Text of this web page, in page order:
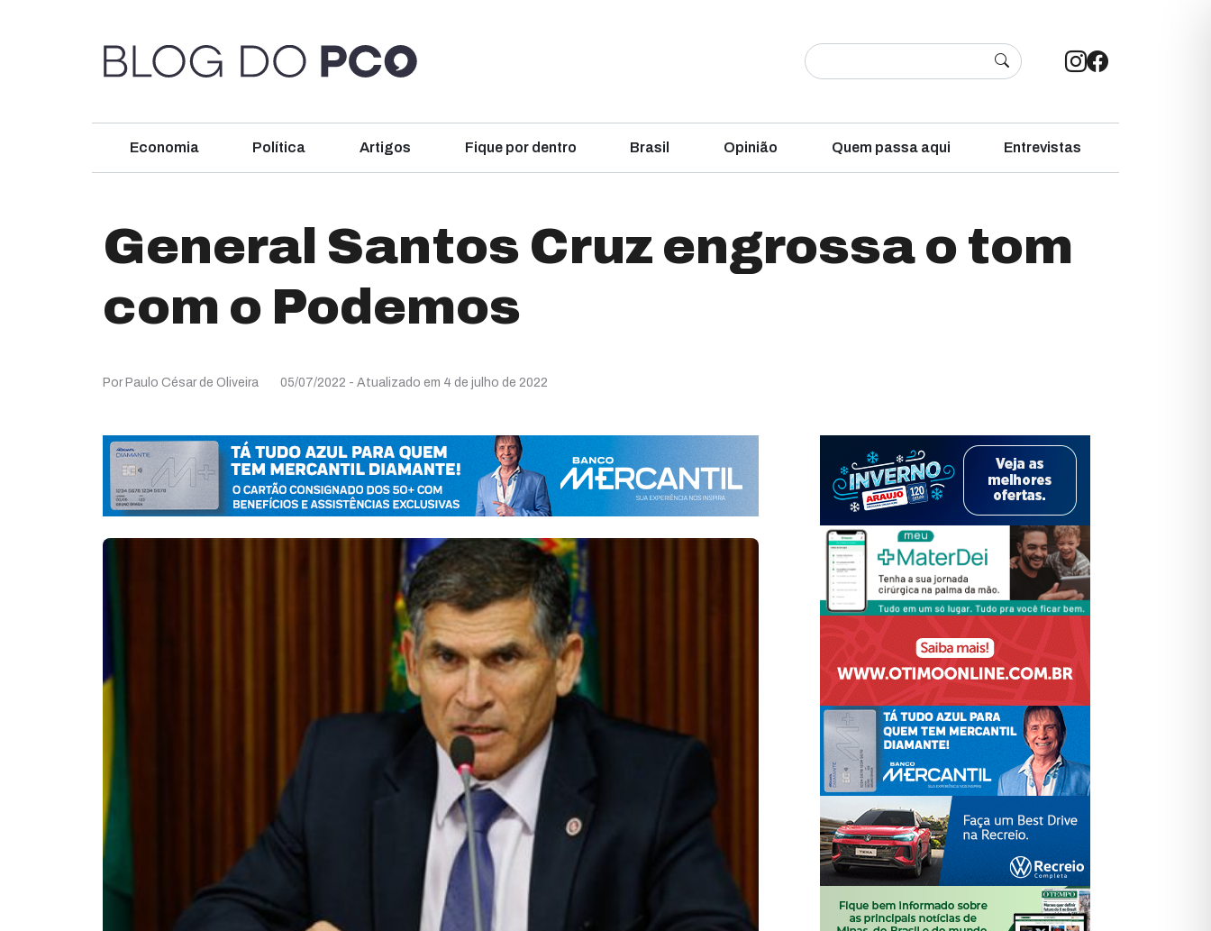
Economia Política Artigos Fique por dentro Brasil Opinião Quem passa aqui Entrevistas
General Santos Cruz engrossa o tom
com o Podemos
Por Paulo César de Oliveira 05/07/2022 - Atualizado em 4 de julho de 2022